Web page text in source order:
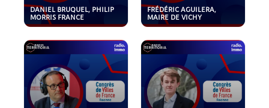
DANIEL BRUQUEL, PHILIP
MORRIS FRANCE
FRÉDÉRIC AGUILERA,
MAIRE DE VICHY